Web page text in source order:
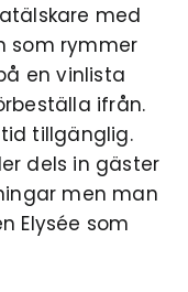
med
som rymmer
en vinlista
ifrån.
tillgänglig.
dels in gäster
men man
Elysée som